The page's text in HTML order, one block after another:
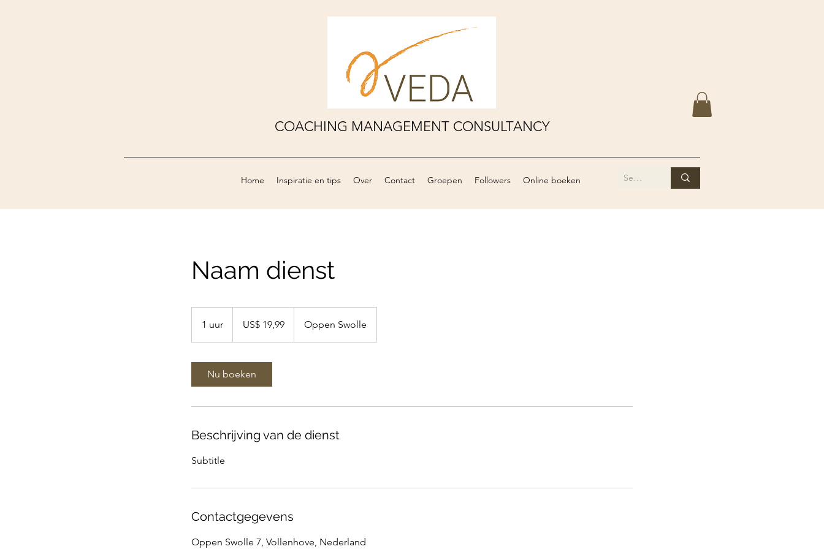
COACHING MANAGEMENT CONSULTANCY
Home Inspiratie en tips Over Contact Groepen Followers Online boeken
Naam dienst
1 uur
dollarUS$ 19,99 Oppen Swolle
Nu boeken
Beschrijving van de dienst
Subtitle
Contactgegevens
Oppen Swolle 7, Vollenhove, Nederland